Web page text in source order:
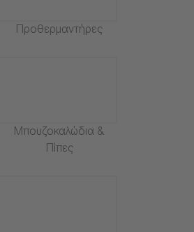
Προθερμαντήρες
Μπουζοκαλώδια &
Πίπες